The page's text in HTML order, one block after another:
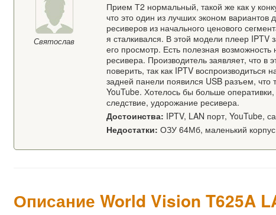
Святослав
Прием Т2 нормальный, такой же как у
что это один из лучших эконом
ресиверов из начального ценового
я сталкивался. В этой модели плеер IPTV
его просмотр. Есть полезная
ресивера. Производитель заявляет, что
поверить, так как IPTV
задней панели появился USB разъем,
YouTube. Хотелось бы больше
следствие, удорожание ресивера.
Достоинства: IPTV, LAN порт, YouTube,
Недостатки: ОЗУ 64Мб, маленький
Описание World Vision T625A